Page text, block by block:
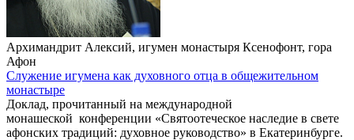
Архимандрит Алексий, игумен монастыря Ксенофонт, гора
Афон
Служение игумена как духовного отца в общежительном
монастыре
Доклад, прочитанный на международной
монашеской конференции «Святоотеческое наследие в свете
афонских традиций: духовное руководство» в Екатеринбурге.